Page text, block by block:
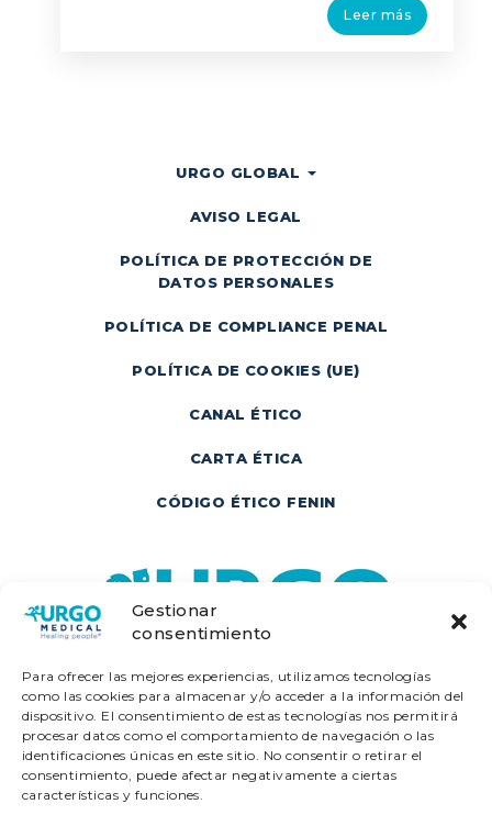
Gestionar
consentimiento
Para ofrecer las mejores experiencias, utilizamos tecnologías
como las cookies para almacenar y/o acceder a la información del
dispositivo. El consentimiento de estas tecnologías nos permitirá
procesar datos como el comportamiento de navegación o las
identificaciones únicas en este sitio. No consentir o retirar el
consentimiento, puede afectar negativamente a ciertas
características y funciones.
Leer más
URGO GLOBAL
AVISO LEGAL
POLÍTICA DE PROTECCIÓN DE
DATOS PERSONALES
POLÍTICA DE COMPLIANCE PENAL
POLÍTICA DE COOKIES (UE)
CANAL ÉTICO
CARTA ÉTICA
CÓDIGO ÉTICO FENIN